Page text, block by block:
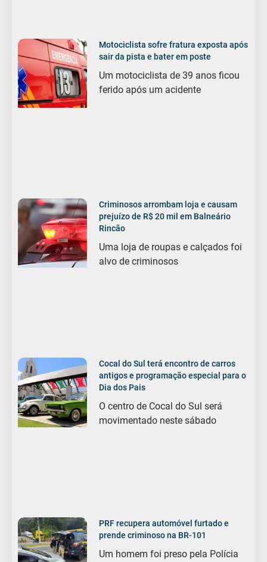
Motociclista sofre fratura exposta após
sair da pista e bater em poste
Um motociclista de 39 anos ficou
ferido após um acidente
Criminosos arrombam loja e causam
prejuízo de R$ 20 mil em Balneário
Rincão
Uma loja de roupas e calçados foi
alvo de criminosos
Cocal do Sul terá encontro de carros
antigos e programação especial para o
Dia dos Pais
O centro de Cocal do Sul será
movimentado neste sábado
PRF recupera automóvel furtado e
prende criminoso na BR-101
Um homem foi preso pela Polícia